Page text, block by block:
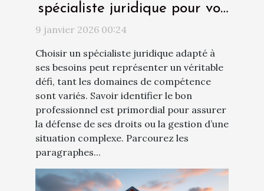
spécialiste juridique pour vos
besoins ?
9 janvier 2026 00:24
Choisir un spécialiste juridique adapté à
ses besoins peut représenter un véritable
défi, tant les domaines de compétence
sont variés. Savoir identifier le bon
professionnel est primordial pour assurer
la défense de ses droits ou la gestion d’une
situation complexe. Parcourez les
paragraphes...